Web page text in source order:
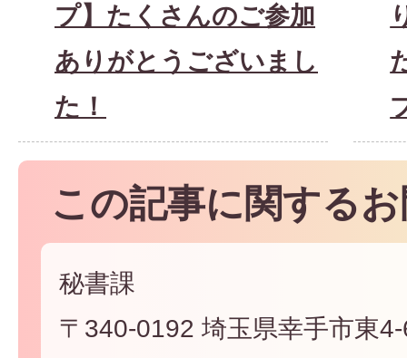
プ】たくさんのご参加
ありがとうございまし
た！
この記事に関する
秘書課
〒340-0192 埼玉県幸手市東